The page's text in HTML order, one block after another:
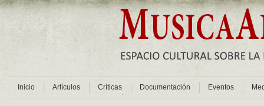
Inicio Artículos Críticas Documentación Eventos